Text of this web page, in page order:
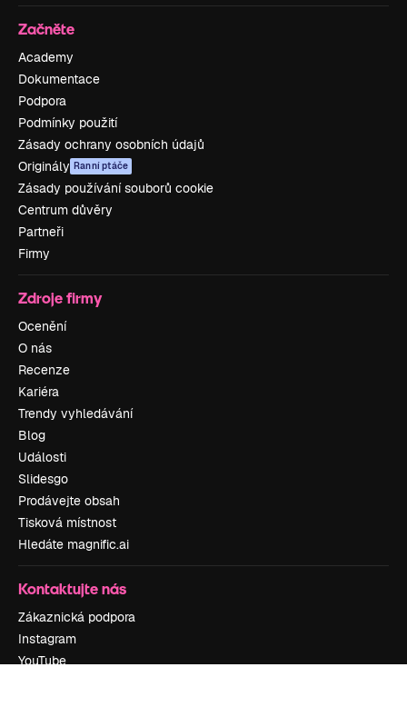
Začněte
Academy
Dokumentace
Podpora
Podmínky použití
Zásady ochrany osobních údajů
Originály Ranní ptáče
Zásady používání souborů cookie
Centrum důvěry
Partneři
Firmy
Zdroje firmy
Ocenění
O nás
Recenze
Kariéra
Trendy vyhledávání
Blog
Události
Slidesgo
Prodávejte obsah
Tisková místnost
Hledáte magnific.ai
Kontaktujte nás
Zákaznická podpora
Instagram
YouTube